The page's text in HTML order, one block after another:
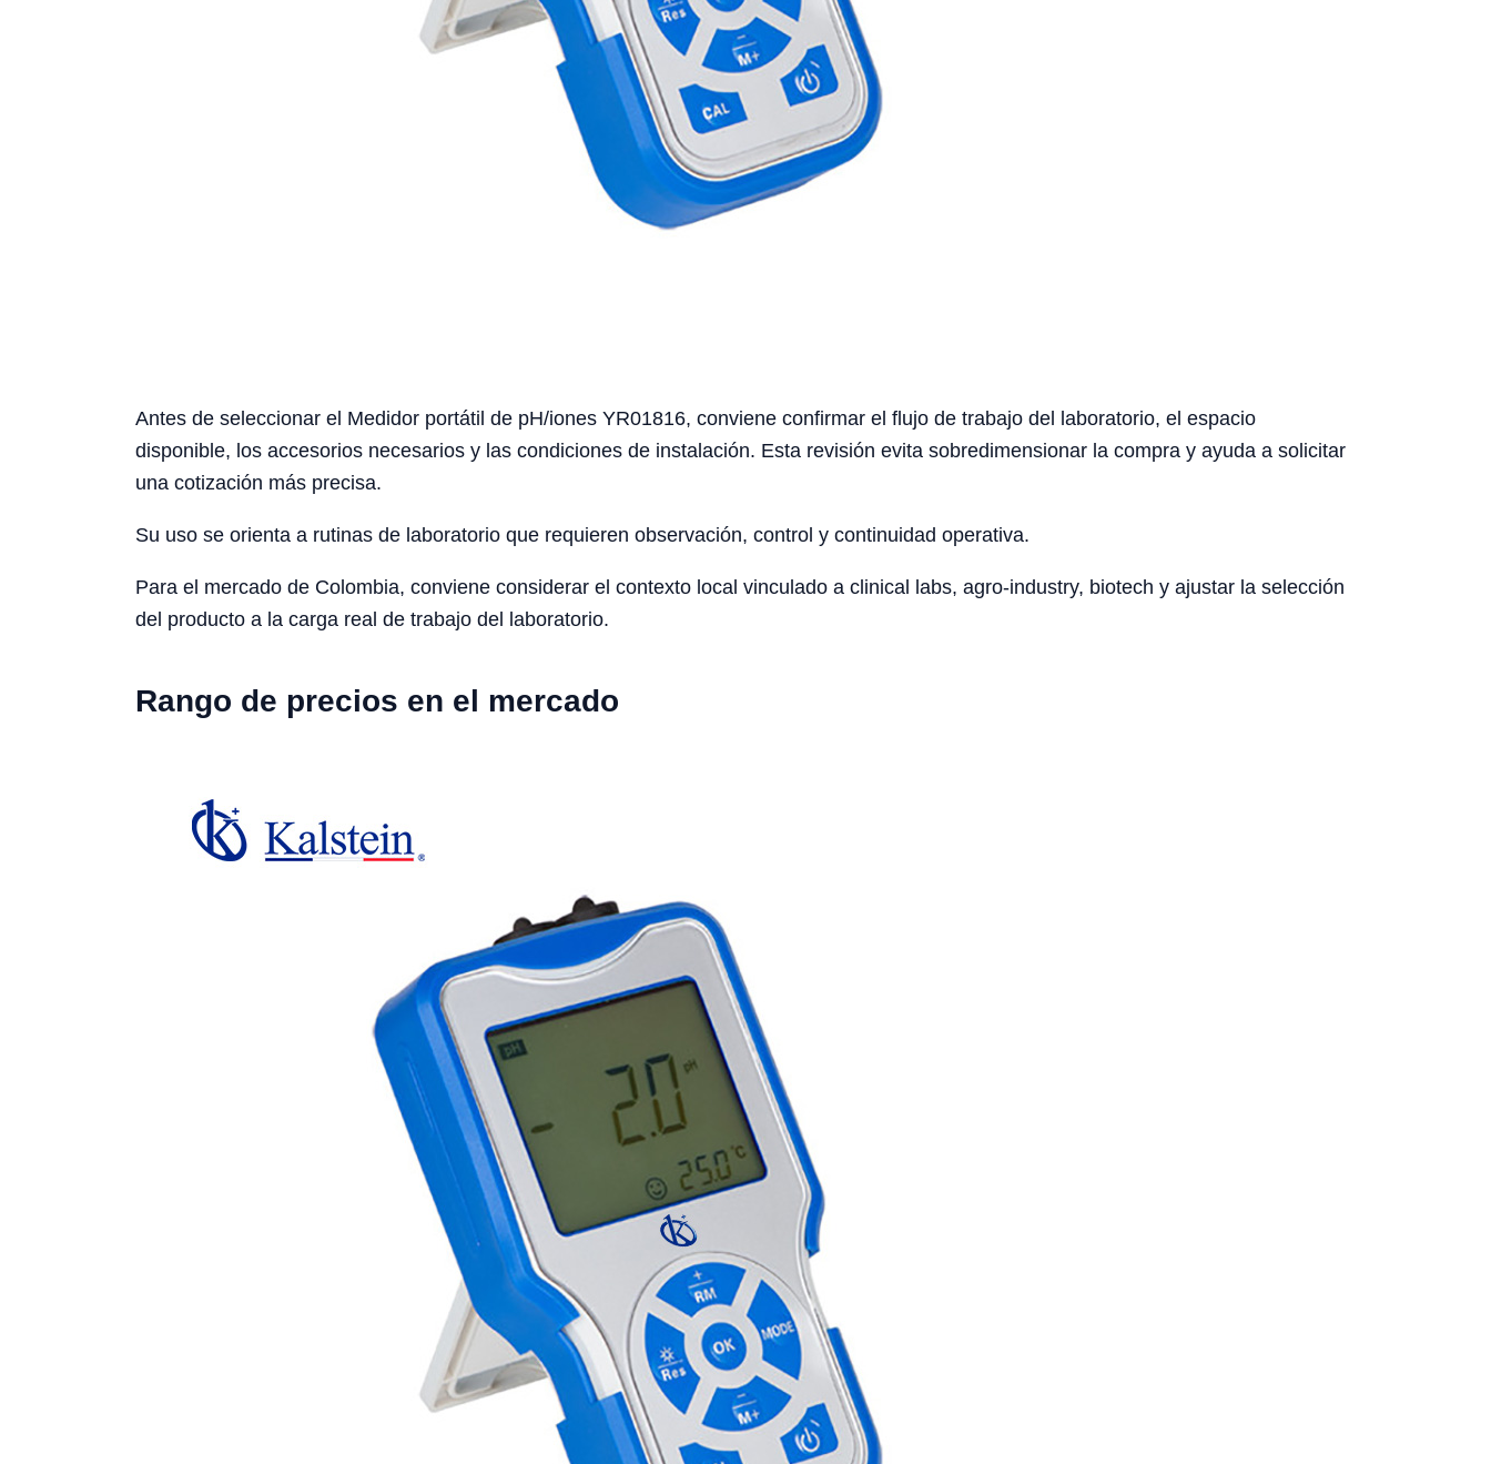
Antes de seleccionar el Medidor portátil de pH/iones YR01816, conviene confirmar el flujo de trabajo del laboratorio, el espacio
disponible, los accesorios necesarios y las condiciones de instalación. Esta revisión evita sobredimensionar la compra y ayuda a solicitar
una cotización más precisa.
Su uso se orienta a rutinas de laboratorio que requieren observación, control y continuidad operativa.
Para el mercado de Colombia, conviene considerar el contexto local vinculado a clinical labs, agro-industry, biotech y ajustar la selección
del producto a la carga real de trabajo del laboratorio.
Rango de precios en el mercado